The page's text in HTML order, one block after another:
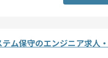
テム保守のエンジニア求人